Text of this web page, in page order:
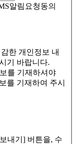
알림요청동의
한 개인정보 내
기 바랍니다.
를 기재하셔야
를 기재하여 주시
내기] 버튼을, 수